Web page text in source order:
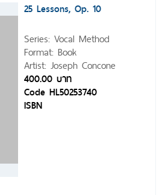
25 Lessons, Op. 10
Series: Vocal Method
Format: Book
Artist: Joseph Concone
400.00 บาท
Code HL50253740
ISBN